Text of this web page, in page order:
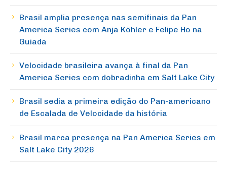
Brasil amplia presença nas semifinais da Pan
America Series com Anja Köhler e Felipe Ho na
Guiada
Velocidade brasileira avança à final da Pan
America Series com dobradinha em Salt Lake City
Brasil sedia a primeira edição do Pan-americano
de Escalada de Velocidade da história
Brasil marca presença na Pan America Series em
Salt Lake City 2026